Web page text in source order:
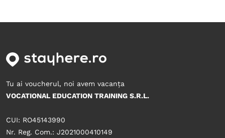
Tu ai voucherul, noi avem vacanța
VOCATIONAL EDUCATION TRAINING S.R.L.
CUI: RO45143990
Nr. Reg. Com.: J2021000410149